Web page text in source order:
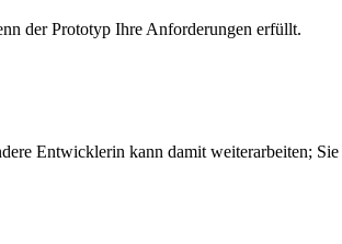
der Prototyp Ihre Anforderungen erfüllt.
Entwicklerin kann damit weiterarbeiten;